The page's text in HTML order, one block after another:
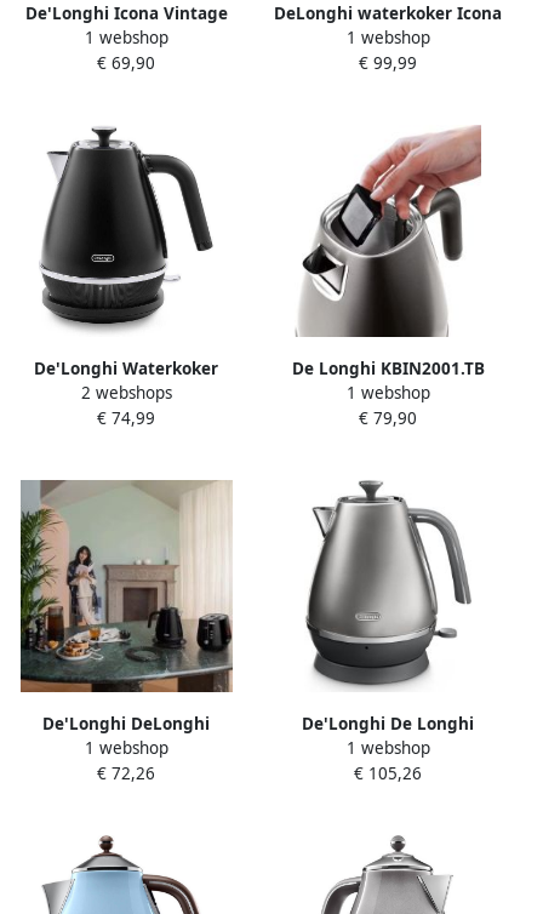
De'Longhi Icona Vintage
KBOV 2001.BG Waterkoker
Beige
1 webshop
€ 69,90
DeLonghi waterkoker Icona
Vintage KBOV 2001.AZ 1 7
liter
1 webshop
€ 99,99
De'Longhi Waterkoker
Distinta Moments KBIN
2001.BK – Sunset Black 1 7 l
2 webshops
€ 74,99
De Longhi KBIN2001.TB
waterkoker 1 7 l 2000 W
Titanium
1 webshop
€ 79,90
De'Longhi DeLonghi
Eclettica KBY2001.BK
Elektrische waterkoker 1 7 l
1 webshop
€ 72,26
De'Longhi De Longhi
KBI2001.S waterkoker 1 7 l
2000 W Zilver
1 webshop
€ 105,26